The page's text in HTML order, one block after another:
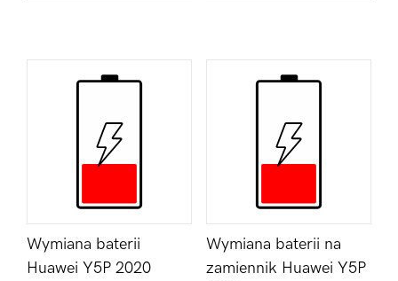
Wymiana baterii
Huawei Y5P 2020
Wymiana baterii na
zamiennik Huawei Y5P